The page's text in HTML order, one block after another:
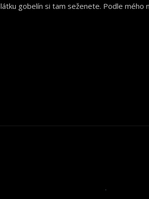
gobelín si tam seženete. Podle mého